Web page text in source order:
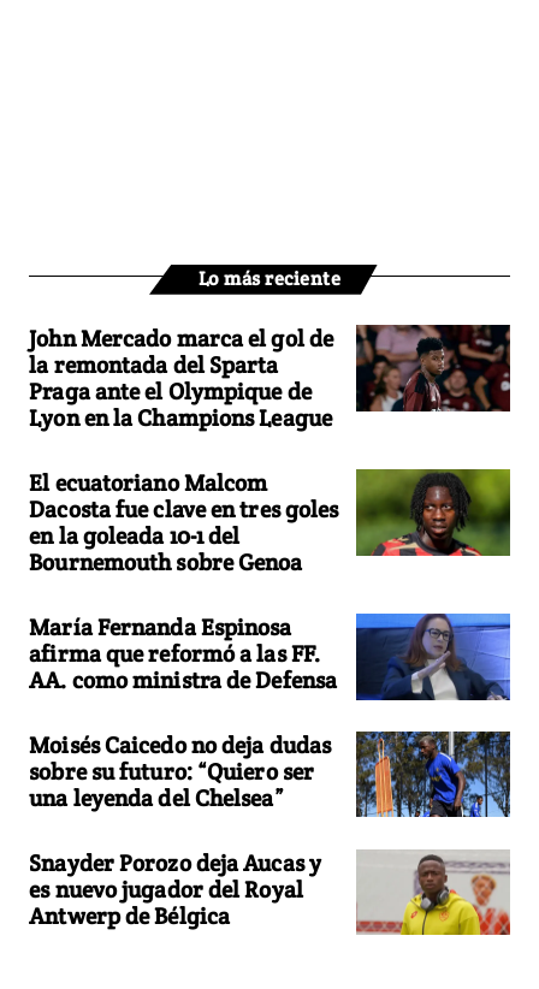
Lo más reciente
John Mercado marca el gol de
la remontada del Sparta
Praga ante el Olympique de
Lyon en la Champions League
El ecuatoriano Malcom
Dacosta fue clave en tres goles
en la goleada 10-1 del
Bournemouth sobre Genoa
María Fernanda Espinosa
afirma que reformó a las FF.
AA. como ministra de Defensa
Moisés Caicedo no deja dudas
sobre su futuro: “Quiero ser
una leyenda del Chelsea”
Snayder Porozo deja Aucas y
es nuevo jugador del Royal
Antwerp de Bélgica